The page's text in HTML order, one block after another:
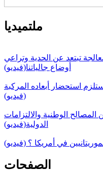
ملتميديا
تبتعد عن الحدية وتراعي
أوضاع جالياتنا(فيديو)
استحضار أبعاده المركبة
(فيديو)
الوطنية والالتزامات
الدولية(فيديو)
في أمريكا ؟ (فيديو)
الصفحات